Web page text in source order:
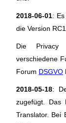
2018-06-01:
die Version
Die Privacy
verschiedene
Forum DSGVO
2018-05-18:
zugefügt. Das
Translator. Bei